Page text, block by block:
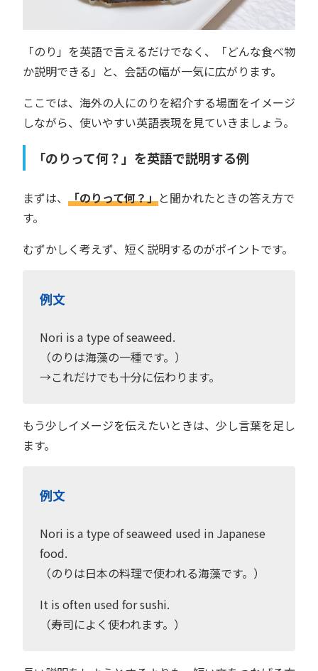
「のり」を英語で言えるだけでなく、「どんな食べ物
か説明できる」と、会話の幅が一気に広がります。
ここでは、海外の人にのりを紹介する場面をイメージ
しながら、使いやすい英語表現を見ていきましょう。
「のりって何？」を英語で説明する例
まずは、 「のりって何？」と聞かれたときの答え方で
す。
むずかしく考えず、短く説明するのがポイントです。
例文
Nori is a type of seaweed.
（のりは海藻の一種です。）
→これだけでも十分に伝わります。
もう少しイメージを伝えたいときは、少し言葉を足し
ます。
例文
Nori is a type of seaweed used in Japanese
food.
（のりは日本の料理で使われる海藻です。）
It is often used for sushi.
（寿司によく使われます。）